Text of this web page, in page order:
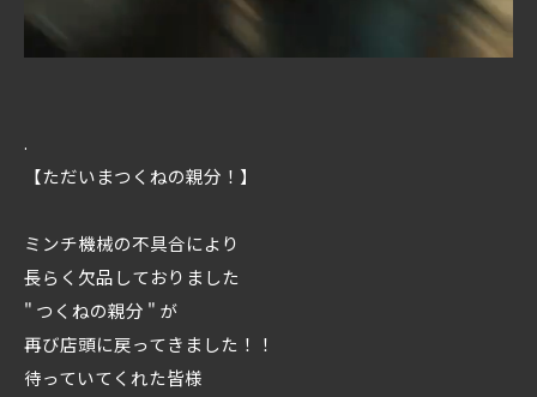
.
【ただいまつくねの親分！】
ミンチ機械の不具合により
長らく欠品しておりました
" つくねの親分 " が
再び店頭に戻ってきました！！
待っていてくれた皆様